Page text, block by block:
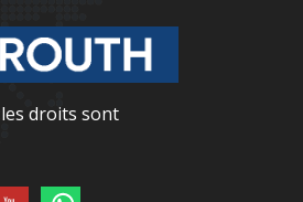
droits sont